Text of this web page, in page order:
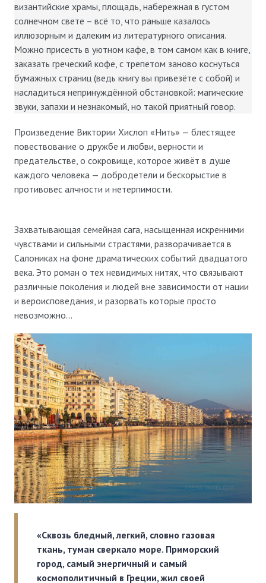
византийские храмы, площадь, набережная в густом
солнечном свете – всё то, что раньше казалось
иллюзорным и далеким из литературного описания.
Можно присесть в уютном кафе, в том самом как в книге,
заказать греческий кофе, с трепетом заново коснуться
бумажных страниц (ведь книгу вы привезёте с собой) и
насладиться непринуждённой обстановкой: магические
звуки, запахи и незнакомый, но такой приятный говор.
Произведение Виктории Хислоп «Нить» — блестящее
повествование о дружбе и любви, верности и
предательстве, о сокровище, которое живёт в душе
каждого человека — добродетели и бескорыстие в
противовес алчности и нетерпимости.
Захватывающая семейная сага, насыщенная искренними
чувствами и сильными страстями, разворачивается в
Салониках на фоне драматических событий двадцатого
века. Это роман о тех невидимых нитях, что связывают
различные поколения и людей вне зависимости от нации
и вероисповедания, и разорвать которые просто
невозможно…
«Сквозь бледный, легкий, словно газовая
ткань, туман сверкало море. Приморский
город, самый энергичный и самый
космополитичный в Греции, жил своей